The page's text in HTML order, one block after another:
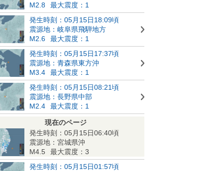
M2.8
最大震度：1
発生時刻：05月15日18:09頃
震源地：岐阜県飛騨地方
M2.6
最大震度：1
発生時刻：05月15日17:37頃
震源地：青森県東方沖
M3.4
最大震度：1
発生時刻：05月15日08:21頃
震源地：長野県中部
M2.4
最大震度：1
現在のページ
発生時刻：05月15日06:40頃
震源地：宮城県沖
M4.5
最大震度：3
発生時刻：05月15日01:57頃